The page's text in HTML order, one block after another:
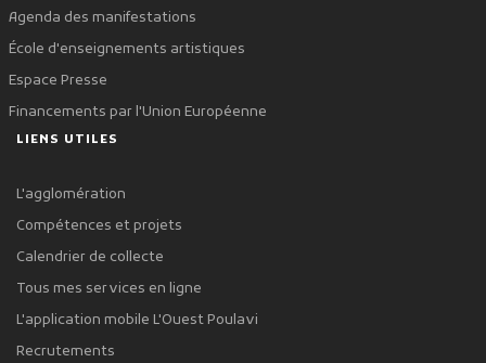
Agenda des manifestations
École d'enseignements artistiques
Espace Presse
Financements par l'Union Européenne
LIENS UTILES
L'agglomération
Compétences et projets
Calendrier de collecte
Tous mes services en ligne
L'application mobile L'Ouest Poulavi
Recrutements